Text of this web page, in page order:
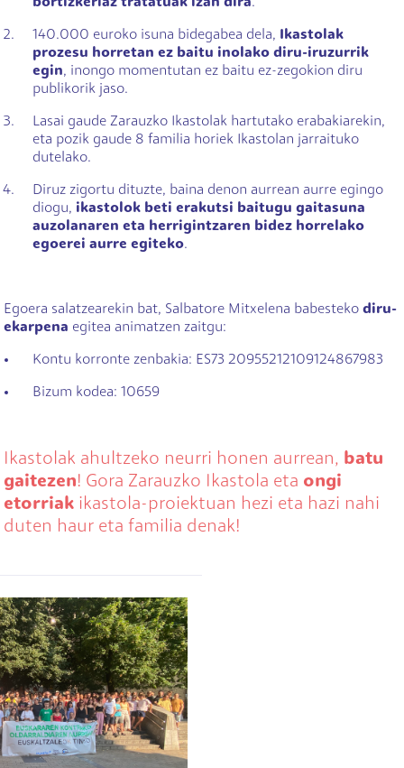
140.000 euroko isuna bidegabea dela, Ikastolak
prozesu horretan ez baitu inolako diru-iruzurrik
egin, inongo momentutan ez baitu ez-zegokion diru
publikorik jaso.
Lasai gaude Zarauzko Ikastolak hartutako erabakiarekin,
eta pozik gaude 8 familia horiek Ikastolan jarraituko
dutelako.
Diruz zigortu dituzte, baina denon aurrean aurre egingo
diogu, ikastolok beti erakutsi baitugu gaitasuna
auzolanaren eta herrigintzaren bidez horrelako
egoerei aurre egiteko.
Egoera salatzearekin bat, Salbatore Mitxelena babesteko diru-
ekarpena egitea animatzen zaitgu:
Kontu korronte zenbakia: ES73 20955212109124867983
Bizum kodea: 10659
Ikastolak ahultzeko neurri honen aurrean, batu
gaitezen! Gora Zarauzko Ikastola eta ongi
etorriak ikastola-proiektuan hezi eta hazi nahi
duten haur eta familia denak!